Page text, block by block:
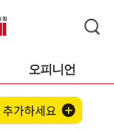
오피니언